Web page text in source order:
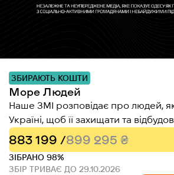
ЗБИРАЮТЬ КОШТИ
Море Людей
Наше ЗМІ розповідає про людей, які залишились в
Україні, щоб її захищати та
883 199 /899 295 ₴
ЗІБРАНО 98%
ЗБІР ТРИВАЄ ДО 29.10.2026